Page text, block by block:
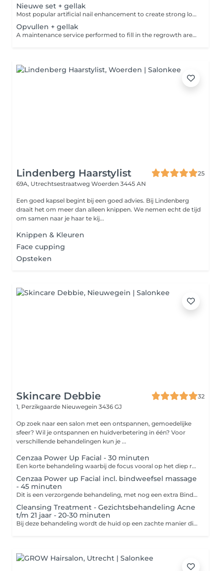
Nieuwe set + gellak
Most popular artificial nail enhancement to create strong long lasting nails extension. Plus a long lasting gel color.
Opvullen + gellak
A maintenance service performed to fill in the regrowth area after your acrylic set has grown out, restore a fresh and seamless appearance plus a long lasting gel polish.
Lindenberg Haarstylist
25
69A, Utrechtsestraatweg Woerden 3445 AN
Een goed kapsel begint bij een goed advies. Bij Lindenberg
draait het om meer dan alleen knippen. We nemen echt de tijd
om samen naar je haar te kij...
Knippen & Kleuren
Face cupping
Opsteken
Skincare Debbie
32
1, Perzikgaarde Nieuwegein 3436 GJ
Op zoek naar een salon met een ontspannen, gemoedelijke
sfeer? Wil je ontspannen en huidverbetering in één? Voor
verschillende behandelingen kun je ...
Cenzaa Power Up Facial - 30 minuten
Een korte behandeling waarbij de focus vooral op het diep reinigen ligt. -Reinigen -Epileren / waxen wenkbrauwen -Dieptereiniging -Onzuiverheden verwijderen -Serum -Dag- of nachtverzorging ( extra optie zoals verven wenkbrauwen/wimpers of harsen bovenlip/kin kan worden toegevoegd voor meerprijs)
Cenzaa Power up Facial incl. bindweefsel massage
- 45 minuten
Dit is een verzorgende behandeling, met nog een extra Bindweefsel massage toegevoegd. Een bindweefselmassage is een intensieve massagetechniek waarbij het bindweefsel (de laag tussen je huid en spieren) wordt gemasseerd Bij een bindweefselmassage van het gezicht wordt de behandeling vaak toegepast om: fijne lijntjes en rimpels minder zichtbaar te maken; de huid steviger te laten ogen; de teint te verbeteren; wallen of vochtophopingen te verminderen. - Reinigen van de huid - Epileren/waxen wenkbrauwen - Dieptereiniging - Bindweefsel massage gezicht - Dag/nachtverzorging
Cleansing Treatment - Gezichtsbehandeling Acne
t/m 21 jaar - 20-30 minuten
Bij deze behandeling wordt de huid op een zachte manier diep gereinigd en krijg je advies hoe je jouw huid het beste thuis kan verzorgen. -Reinigen -Dieptereiniging -Onzuiverheden verwijderen -Dag- of nachtverzorging